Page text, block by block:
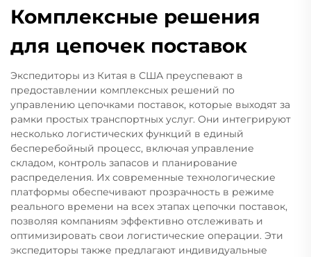
Комплексные решения
для цепочек поставок
Экспедиторы из Китая в США преуспевают в
предоставлении комплексных решений по
управлению цепочками поставок, которые выходят за
рамки простых транспортных услуг. Они интегрируют
несколько логистических функций в единый
бесперебойный процесс, включая управление
складом, контроль запасов и планирование
распределения. Их современные технологические
платформы обеспечивают прозрачность в режиме
реального времени на всех этапах цепочки поставок,
позволяя компаниям эффективно отслеживать и
оптимизировать свои логистические операции. Эти
экспедиторы также предлагают индивидуальные